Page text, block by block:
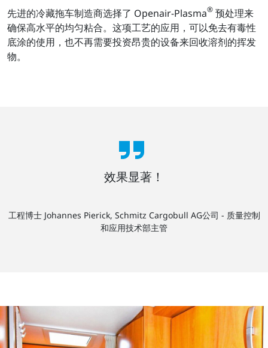
先进的冷藏拖车制造商选择了 Openair-Plasma® 预处理来
确保高水平的均匀粘合。这项工艺的应用，可以免去有毒性
底涂的使用，也不再需要投资昂贵的设备来回收溶剂的挥发
物。
效果显著！
工程博士 Johannes Pierick, Schmitz Cargobull AG公司 - 质量控制
和应用技术部主管